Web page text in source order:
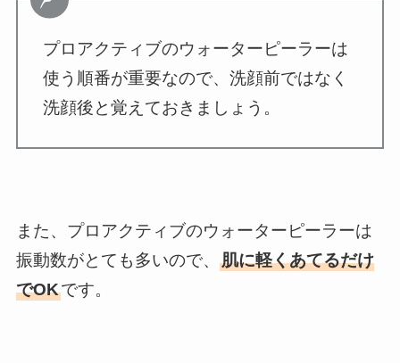
プロアクティブのウォーターピーラーは
使う順番が重要なので、洗顔前ではなく
洗顔後と覚えておきましょう。
また、プロアクティブのウォーターピーラーは
振動数がとても多いので、 肌に軽くあてるだけ
でOKです。